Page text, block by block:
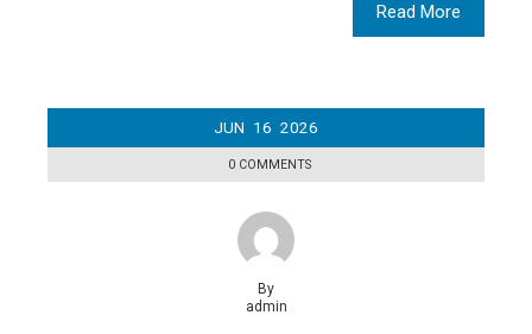
Read More
JUN 16 2026
0 COMMENTS
By
admin